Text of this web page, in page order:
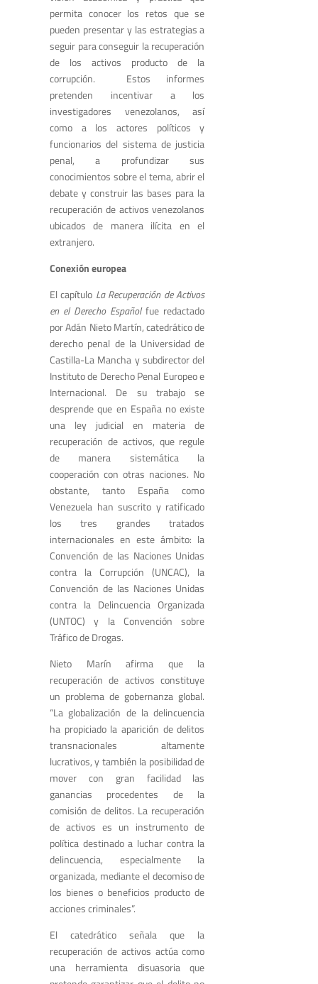
permita conocer los retos que se
pueden presentar y las estrategias a
seguir para conseguir la recuperación
de los activos producto de la
corrupción. Estos informes
pretenden incentivar a los
investigadores venezolanos, así
como a los actores políticos y
funcionarios del sistema de justicia
penal, a profundizar sus
conocimientos sobre el tema, abrir el
debate y construir las bases para la
recuperación de activos venezolanos
ubicados de manera ilícita en el
extranjero.
Conexión europea
El capítulo La Recuperación de Activos
en el Derecho Españolfue redactado
por Adán Nieto Martín, catedrático de
derecho penal de la Universidad de
Castilla-La Mancha y subdirector del
Instituto de Derecho Penal Europeo e
Internacional. De su trabajo se
desprende que en España no existe
una ley judicial en materia de
recuperación de activos, que regule
de manera sistemática la
cooperación con otras naciones. No
obstante, tanto España como
Venezuela han suscrito y ratificado
los tres grandes tratados
internacionales en este ámbito: la
Convención de las Naciones Unidas
contra la Corrupción (UNCAC), la
Convención de las Naciones Unidas
contra la Delincuencia Organizada
(UNTOC) y la Convención sobre
Tráfico de Drogas.
Nieto Marín afirma que la
recuperación de activos constituye
un problema de gobernanza global.
“La globalización de la delincuencia
ha propiciado la aparición de delitos
transnacionales altamente
lucrativos, y también la posibilidad de
mover con gran facilidad las
ganancias procedentes de la
comisión de delitos. La recuperación
de activos es un instrumento de
política destinado a luchar contra la
delincuencia, especialmente la
organizada, mediante el decomiso de
los bienes o beneficios producto de
acciones criminales”.
El catedrático señala que la
recuperación de activos actúa como
una herramienta disuasoria que